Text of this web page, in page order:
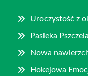
Uroczystość z
Pasieka
Nowa
Hokejowa